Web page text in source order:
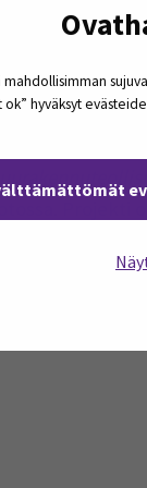
hyväksyt
tehtaalle
kestää